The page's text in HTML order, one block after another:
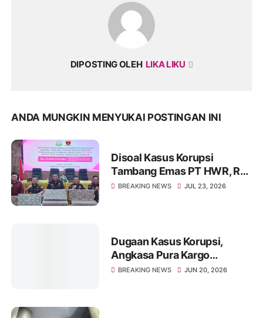
DIPOSTING OLEH LIKA LIKU
ANDA MUNGKIN MENYUKAI POSTINGAN INI
Disoal Kasus Korupsi
Tambang Emas PT HWR, Rp
15,04 Miliar Resmi
BREAKING NEWS JUL 23, 2026
Dugaan Kasus Korupsi,
Angkasa Pura Kargo
Digeledah Kejari Kota
BREAKING NEWS JUN 20, 2026